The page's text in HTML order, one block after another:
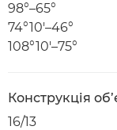
98°–65°
74°10′–46°
108°10′–75°
Конструкція
16/13